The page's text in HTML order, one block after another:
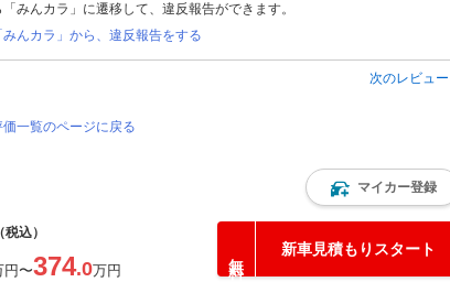
みんカラ」に遷移して、違反報告ができます。
みんカラ」から、違反報告をする
次のレビュー
一覧のページに戻る
マイカー登録
（税込）
円〜374.0万円
新車見積もりスタート